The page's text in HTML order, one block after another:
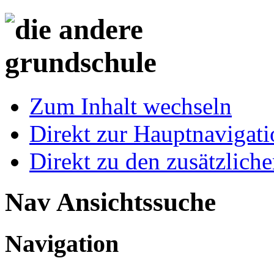
Zum Inhalt wechseln
Direkt zur
Direkt zu den
Nav Ansichtssuche
Navigation